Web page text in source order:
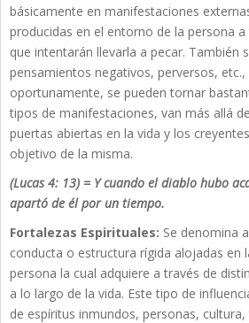
básicamente en manifestaciones
producidas en el entorno de la persona
que intentarán llevarla a pecar. También
pensamientos negativos, perversos,
oportunamente, se pueden tornar
tipos de manifestaciones, van más allá
puertas abiertas en la vida y los
objetivo de la misma.
(Lucas 4: 13) = Y cuando el diablo hubo
apartó de él por un tiempo.
Fortalezas Espirituales: Se denomina
conducta o estructura rígida alojadas en
persona la cual adquiere a través de
a lo largo de la vida. Este tipo de
de espíritus inmundos, personas,